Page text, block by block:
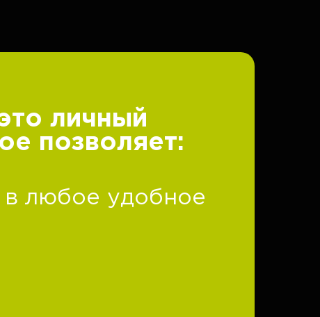
личный
позволяет:
в любое удобное